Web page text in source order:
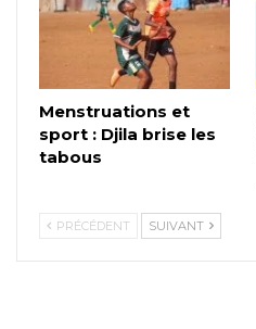
Menstruations et
sport : Djila brise les
tabous
PRÉCÉDENT SUIVANT